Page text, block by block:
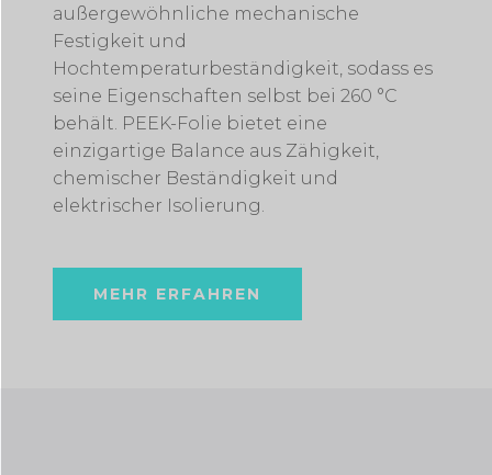
außergewöhnliche mechanische
Festigkeit und
Hochtemperaturbeständigkeit, sodass es
seine Eigenschaften selbst bei 260 °C
behält. PEEK-Folie bietet eine
einzigartige Balance aus Zähigkeit,
chemischer Beständigkeit und
elektrischer Isolierung.
MEHR ERFAHREN